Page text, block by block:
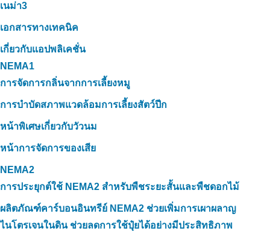
เนม่า3
เอกสารทางเทคนิค
เกี่ยวกับแอปพลิเคชั่น
NEMA1
การจัดการกลิ่นจากการเลี้ยงหมู
การบำบัดสภาพแวดล้อมการเลี้ยงสัตว์ปีก
หน้าพิเศษเกี่ยวกับวัวนม
หน้าการจัดการของเสีย
NEMA2
การประยุกต์ใช้ NEMA2 สำหรับพืชระยะสั้นและพืชดอกไม้
ผลิตภัณฑ์คาร์บอนอินทรีย์ NEMA2 ช่วยเพิ่มการเผาผลาญ
ไนโตรเจนในดิน ช่วยลดการใช้ปุ๋ยได้อย่างมีประสิทธิภาพ